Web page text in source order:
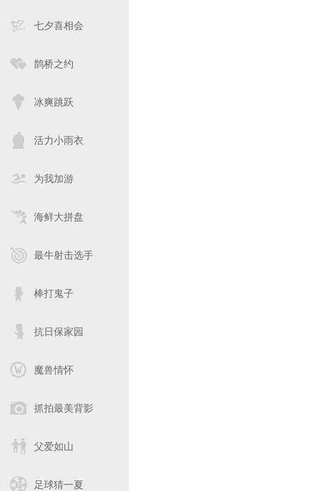
七夕喜相会
鹊桥之约
冰爽跳跃
活力小雨衣
为我加游
海鲜大拼盘
最牛射击选手
棒打鬼子
抗日保家园
魔兽情怀
抓拍最美背影
父爱如山
足球猜一夏